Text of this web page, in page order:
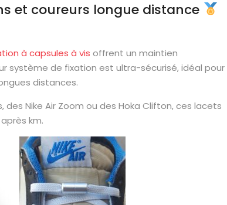
et coureurs longue distance
à capsules à vis offrent un maintien
système de fixation est ultra-sécurisé, idéal pour
distances.
Nike Air Zoom ou des Hoka Clifton, ces lacets
km.